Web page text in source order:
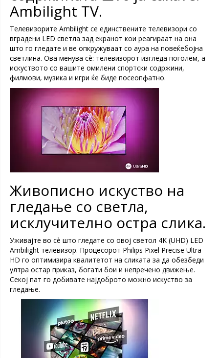
Ambilight TV.
Телевизорите Ambilight се единствените телевизори со
вградени LED светла зад екранот кои реагираат на она
што го гледате и ве опкружуваат со аура на повеќебојна
светлина. Ова менува сè: телевизорот изгледа поголем, а
искуството со вашите омилени спортски содржини,
филмови, музика и игри ќе биде посеопфатно.
Живописно искуство на
гледање со светла,
исклучително остра слика.
Уживајте во сè што гледате со овој светол 4K (UHD) LED
Ambilight телевизор. Процесорот Philips Pixel Precise Ultra
HD го оптимизира квалитетот на сликата за да обезбеди
ултра остар приказ, богати бои и непречено движење.
Секој пат го добивате најдоброто можно искуство за
гледање.